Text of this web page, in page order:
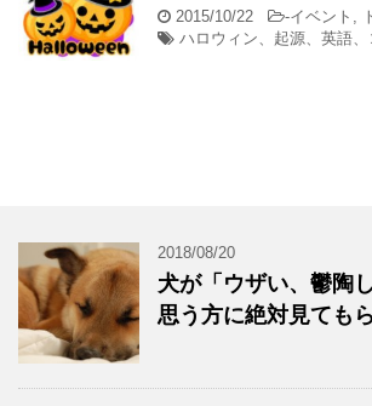
2015/10/22 -イベント ,
ハロウィン、起源、英語
2018/08/20
犬が「ウザい、鬱陶
思う方に絶対見ても